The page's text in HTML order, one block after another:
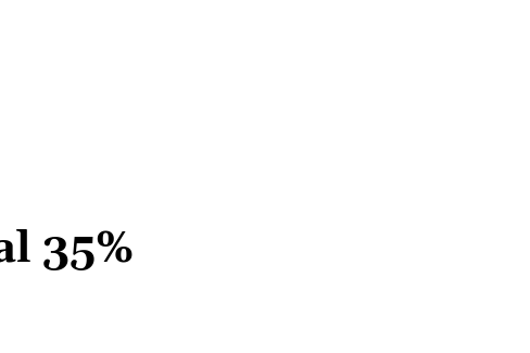
35%